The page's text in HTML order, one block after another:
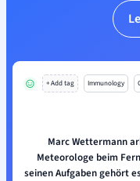
+ Add tag Immunology
Marc Wettermann
Meteorologe beim
seinen Aufgaben gehört